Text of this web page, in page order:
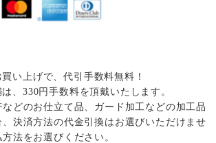
い上げで、代引手数料無料！
、330円手数料を頂戴いたします。
どのお仕立て品、ガード加工などの加工品
決済方法の代金引換はお選びいただけませ
法をお選びください。